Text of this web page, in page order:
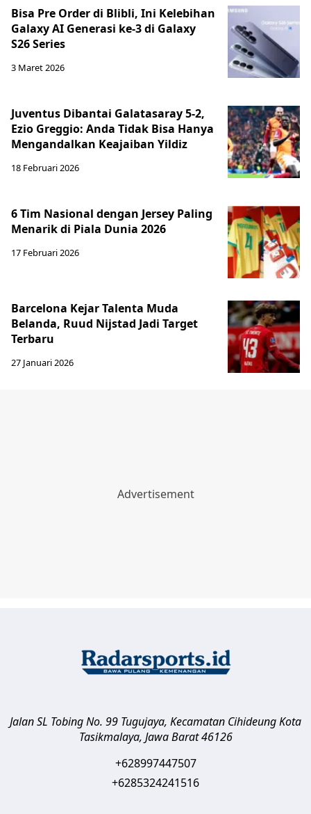
Bisa Pre Order di Blibli, Ini Kelebihan
Galaxy AI Generasi ke-3 di Galaxy
S26 Series
3 Maret 2026
Juventus Dibantai Galatasaray 5-2,
Ezio Greggio: Anda Tidak Bisa Hanya
Mengandalkan Keajaiban Yildiz
18 Februari 2026
6 Tim Nasional dengan Jersey Paling
Menarik di Piala Dunia 2026
17 Februari 2026
Barcelona Kejar Talenta Muda
Belanda, Ruud Nijstad Jadi Target
Terbaru
27 Januari 2026
Jalan SL Tobing No. 99 Tugujaya, Kecamatan CihideungKota
Tasikmalaya, Jawa Barat 46126
+628997447507
+6285324241516